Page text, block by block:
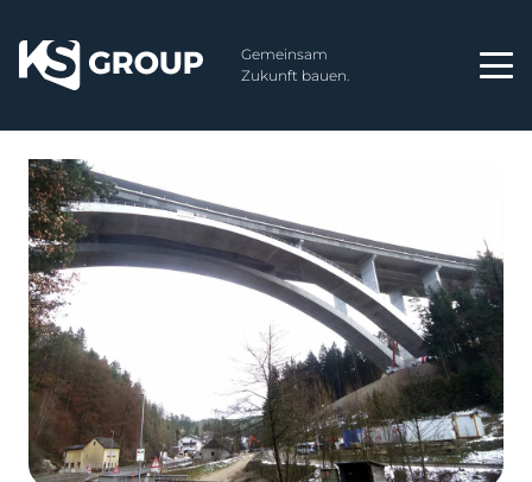
Gemeinsam
Zukunft bauen.